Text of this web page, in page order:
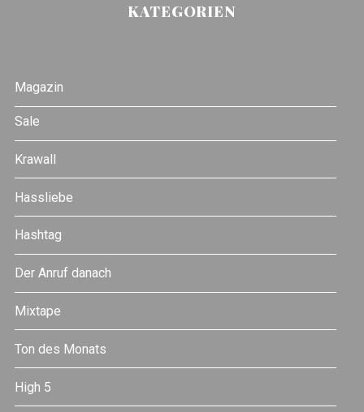
KATEGORIEN
Magazin
Sale
Krawall
Hassliebe
Hashtag
Der Anruf danach
Mixtape
Ton des Monats
High 5